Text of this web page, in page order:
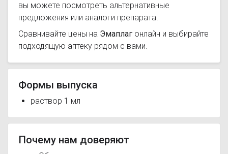
вы можете посмотреть альтернативные
предложения или аналоги препарата.
Сравнивайте цены на Эмаплаг онлайн и выбирайте
подходящую аптеку рядом с вами.
Формы выпуска
раствор 1 мл
Почему нам доверяют